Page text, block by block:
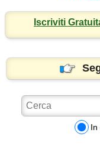
Iscriviti
In